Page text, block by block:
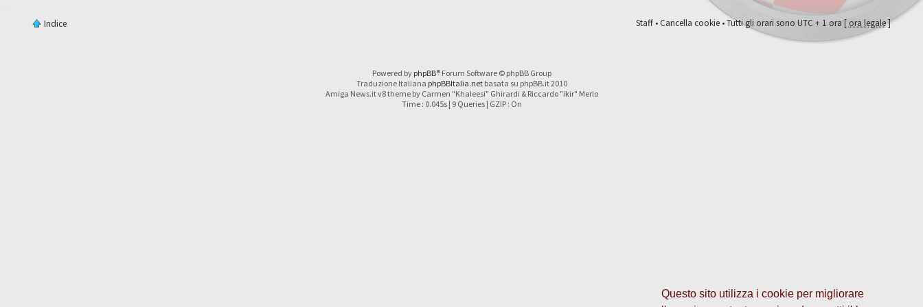
Questo sito utilizza i cookie per migliorare
Indice Staff•Cancella cookie• Tutti gli orari sono UTC + 1 ora [ ora legale]
Powered by phpBB® Forum Software © phpBB Group
Traduzione Italiana phpBBItalia.netbasata su phpBB.it 2010
Amiga News.it v8 theme by Carmen "Khaleesi" Ghirardi & Riccardo "ikir" Merlo
Time : 0.045s | 9 Queries | GZIP : On